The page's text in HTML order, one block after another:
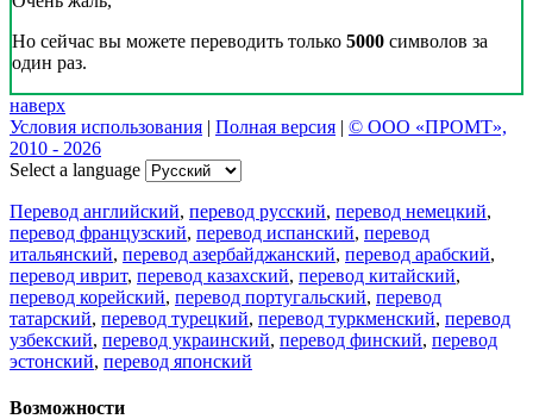
Но сейчас вы можете переводить только 5000 символов за
один раз.
наверх
Условия использования | Полная версия | © ООО «ПРОМТ»,
2010 - 2026
Select a language
Перевод английский, перевод русский, перевод немецкий,
перевод французский, перевод испанский, перевод
итальянский, перевод азербайджанский, перевод арабский,
перевод иврит, перевод казахский, перевод китайский,
перевод корейский, перевод португальский, перевод
татарский, перевод турецкий, перевод туркменский, перевод
узбекский, перевод украинский, перевод финский, перевод
эстонский, перевод японский
Возможности